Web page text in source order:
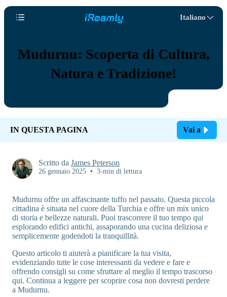
Italiano
Mudurnu: Scoperta di Cultura,
Natura e Tradizione!
IN QUESTA PAGINA Vai a
Scritto da James Peterson
26 gennaio 2025 • 3-min di lettura
Mudurnu offre un affascinante tuffo nel passato. Questa piccola
cittadina è situata nel cuore della Turchia e offre un mix unico
di storia e bellezze naturali. Puoi trascorrere il tuo tempo qui
esplorando edifici antichi, assaporando una cucina deliziosa e
semplicemente godendoti la tranquillità.
Questo articolo ti aiuterà a pianificare la tua visita,
evidenziando tutte le cose interessanti da vedere e fare e
offrendo consigli su come sfruttare al meglio il tempo trascorso
qui. Continua a leggere per scoprire cosa non dovresti perdere
a Mudurnu.